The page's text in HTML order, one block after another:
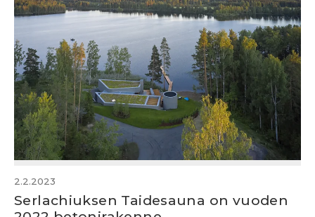
2.2.2023
Serlachiuksen Taidesauna on vuoden